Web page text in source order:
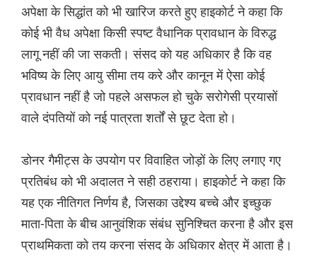
अपेक्षा के सिद्धांत को भी खारिज करते हुए हाइकोर्ट ने कहा कि
कोई भी वैध अपेक्षा किसी स्पष्ट वैधानिक प्रावधान के विरुद्ध
लागू नहीं की जा सकती। संसद को यह अधिकार है कि वह
भविष्य के लिए आयु सीमा तय करे और कानून में ऐसा कोई
प्रावधान नहीं है जो पहले असफल हो चुके सरोगेसी प्रयासों
वाले दंपतियों को नई पात्रता शर्तों से छूट देता हो।
डोनर गैमीट्स के उपयोग पर विवाहित जोड़ों के लिए लगाए गए
प्रतिबंध को भी अदालत ने सही ठहराया। हाइकोर्ट ने कहा कि
यह एक नीतिगत निर्णय है, जिसका उद्देश्य बच्चे और इच्छुक
माता-पिता के बीच आनुवंशिक संबंध सुनिश्चित करना है और इस
प्राथमिकता को तय करना संसद के अधिकार क्षेत्र में आता है।